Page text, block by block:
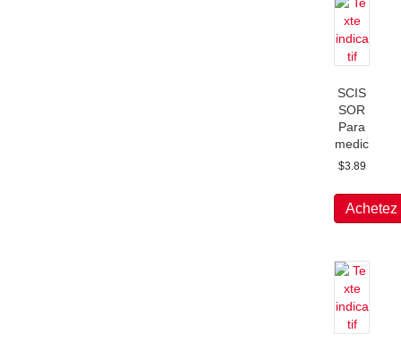
SCIS
SOR
Para
medic
$3.89
Achetez